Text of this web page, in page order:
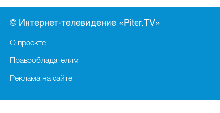
© Интернет-телевидение «Piter.TV»
О проекте
Правообладателям
Реклама на сайте